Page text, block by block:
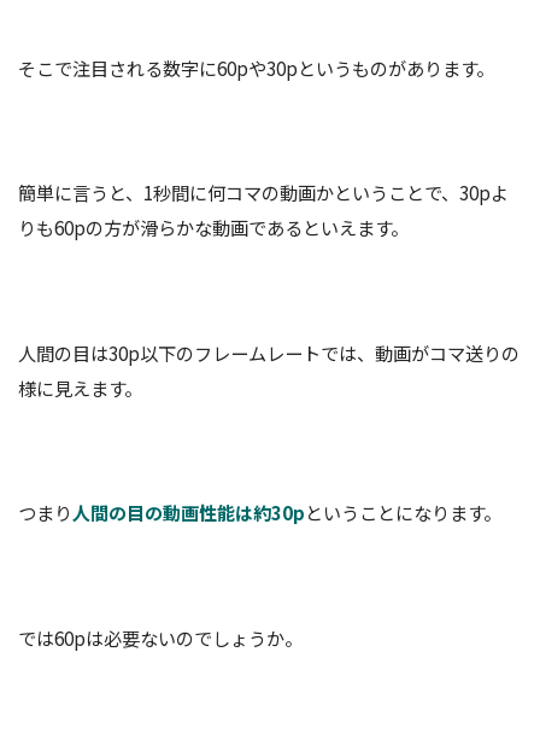
そこで注目される数字に60pや30pというものがあります。
簡単に言うと、1秒間に何コマの動画かということで、30pよ
りも60pの方が滑らかな動画であるといえます。
人間の目は30p以下のフレームレートでは、動画がコマ送りの
様に見えます。
つまり人間の目の動画性能は約30pということになります。
では60pは必要ないのでしょうか。